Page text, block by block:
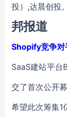
投）,达晨创投。
邦报道
Shopify竞争
SaaS建站平
交了首次公开
希望此次筹集1